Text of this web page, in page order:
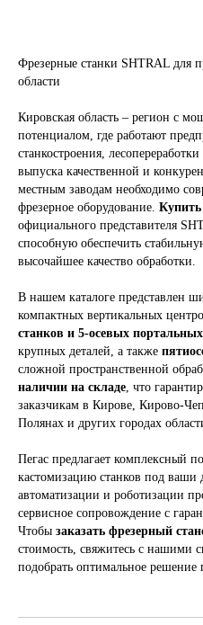
Фрезерные станки SHTRAL для
области
Кировская область – регион с
потенциалом, где работают
станкостроения,
выпуска качественной и
местным заводам необходимо
фрезерное оборудование.
официального представителя
способную обеспечить
высочайшее качество обработки.
В нашем каталоге представлен
компактных вертикальных
станков и 5-осевых
крупных деталей, а также
сложной пространственной
наличии на складе , что
заказчикам в Кирове, Кирово-
Полянах и других городах
Пегас предлагает комплексный
кастомизацию станков под ваши
автоматизации и роботизации
сервисное сопровождение с
Чтобы заказать фрезерный
стоимость, свяжитесь с нашими
подобрать оптимальное решение